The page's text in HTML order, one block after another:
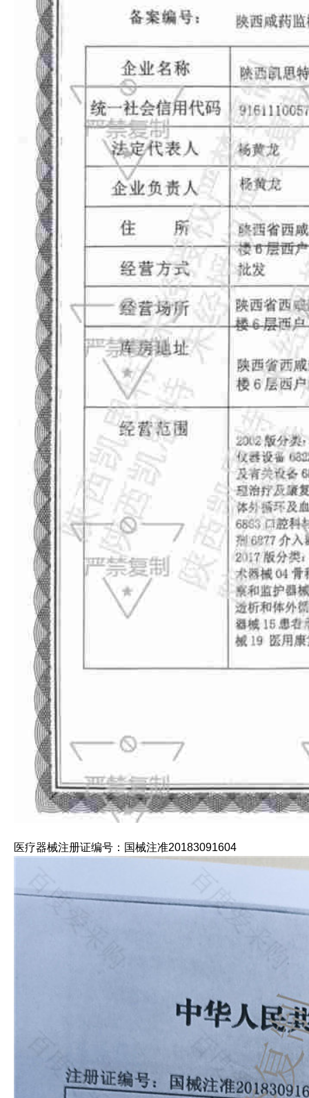
医疗器械注册证编号：国械注准20183091604